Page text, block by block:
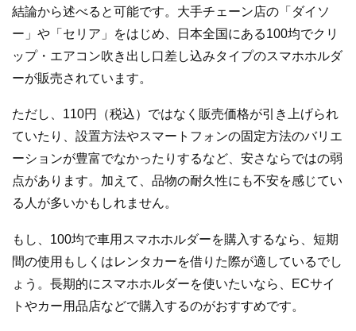
結論から述べると可能です。大手チェーン店の「ダイソ
ー」や「セリア」をはじめ、日本全国にある100均でクリ
ップ・エアコン吹き出し口差し込みタイプのスマホホルダ
ーが販売されています。
ただし、110円（税込）ではなく販売価格が引き上げられ
ていたり、設置方法やスマートフォンの固定方法のバリエ
ーションが豊富でなかったりするなど、安さならではの弱
点があります。加えて、品物の耐久性にも不安を感じてい
る人が多いかもしれません。
もし、100均で車用スマホホルダーを購入するなら、短期
間の使用もしくはレンタカーを借りた際が適しているでし
ょう。長期的にスマホホルダーを使いたいなら、ECサイ
トやカー用品店などで購入するのがおすすめです。